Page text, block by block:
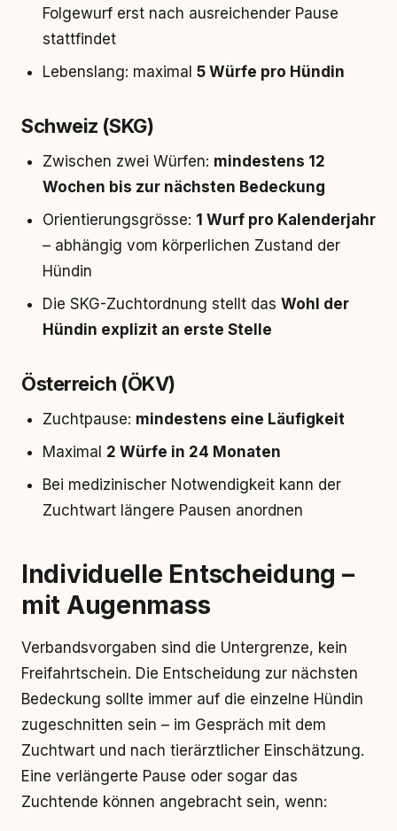
Folgewurf erst nach ausreichender Pause
stattfindet
Lebenslang: maximal 5 Würfe pro Hündin
Schweiz (SKG)
Zwischen zwei Würfen: mindestens 12
Wochen bis zur nächsten Bedeckung
Orientierungsgrösse: 1 Wurf pro Kalenderjahr
– abhängig vom körperlichen Zustand der
Hündin
Die SKG-Zuchtordnung stellt das Wohl der
Hündin explizit an erste Stelle
Österreich (ÖKV)
Zuchtpause: mindestens eine Läufigkeit
Maximal 2 Würfe in 24 Monaten
Bei medizinischer Notwendigkeit kann der
Zuchtwart längere Pausen anordnen
Individuelle Entscheidung –
mit Augenmass
Verbandsvorgaben sind die Untergrenze, kein
Freifahrtschein. Die Entscheidung zur nächsten
Bedeckung sollte immer auf die einzelne Hündin
zugeschnitten sein – im Gespräch mit dem
Zuchtwart und nach tierärztlicher Einschätzung.
Eine verlängerte Pause oder sogar das
Zuchtende können angebracht sein, wenn: